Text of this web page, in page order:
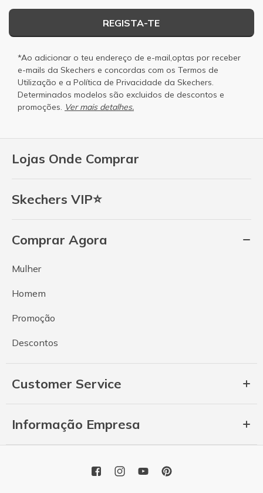
Lojas Onde Comprar
Skechers VIP⭐
Comprar Agora
Mulher
Homem
Promoção
Descontos
Customer Service
Informação Empresa
REGISTA-TE
*Ao adicionar o teu endereço de e-mail,optas por receber
e-mails da Skechers e concordas com os Termos de
Utilização e a Política de Privacidade da Skechers.
Determinados modelos são excluidos de descontos e
promoções. Ver mais detalhes.